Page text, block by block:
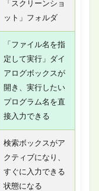
「スクリーンショ
ット」フォルダ
「ファイル名を指
定して実行」ダイ
アログボックスが
開き、実行したい
プログラム名を直
接入力できる
検索ボックスがア
クティブになり、
すぐに入力できる
状態になる